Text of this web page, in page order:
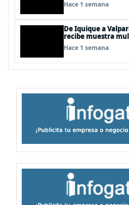
Héctor Herrera “El
Hace 1 semana
De Iquique a
recibe muestra
que escuchamos
Hace 1 semana